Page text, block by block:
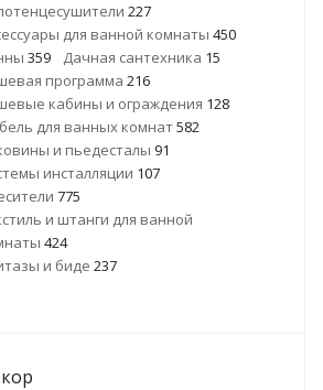
227
для ванной комнаты 450
359 Дачная сантехника 15
программа 216
кабины и ограждения 128
для ванных комнат582
и пьедесталы 91
инсталляции 107
775
и штанги для ванной
424
и биде 237